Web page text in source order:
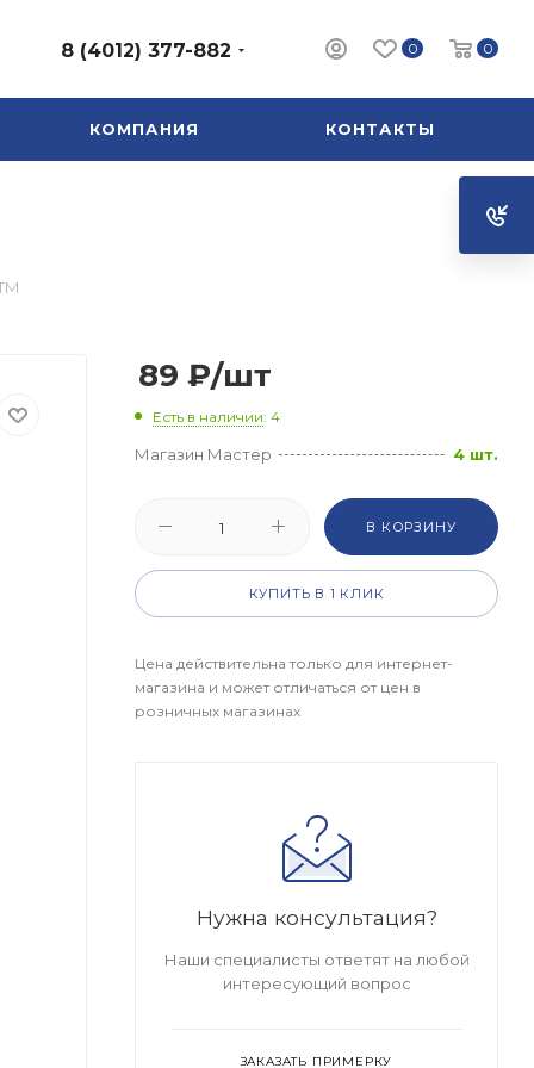
0 0
8 (4012) 377-882
КОМПАНИЯ КОНТАКТЫ
89 ₽/шт
Есть в наличии: 4
Магазин Мастер 4 шт.
В КОРЗИНУ
КУПИТЬ В 1 КЛИК
Цена действительна только для интернет-
магазина и может отличаться от цен в
розничных магазинах
Нужна консультация?
Наши специалисты ответят на любой
интересующий вопрос
ЗАКАЗАТЬ ПРИМЕРКУ